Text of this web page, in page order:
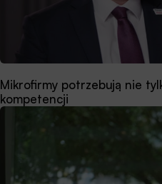
Mikrofirmy potrzebują nie
kompetencji